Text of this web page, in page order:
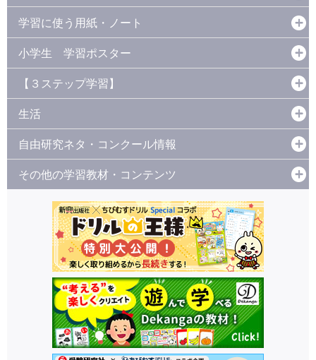
学習に使う用紙・ノート
小学生 学習ポスター
【３ステップ学習】
生活
自由研究ネタ・コンクール情報
その他の学習教材・コンテンツ